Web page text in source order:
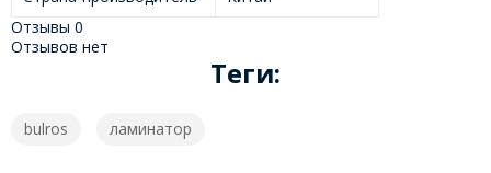
Отзывы 0
Отзывов нет
Теги:
bulros ламинатор